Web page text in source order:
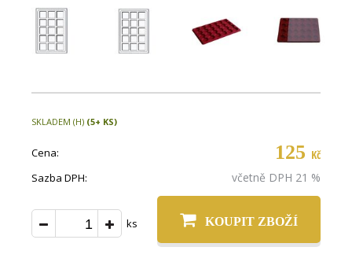
SKLADEM (H) (5+ KS)
Cena: 125 Kč
Sazba DPH: včetně DPH 21 %
ks KOUPIT ZBOŽÍ